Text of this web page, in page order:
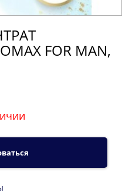
FOR MAN,